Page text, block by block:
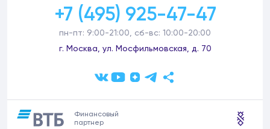
+7 (495) 925-47-47
пн-пт: 9:00-21:00, сб-вс: 10:00-20:00
г. Москва, ул. Мосфильмовская, д. 70
Финансовый
партнер